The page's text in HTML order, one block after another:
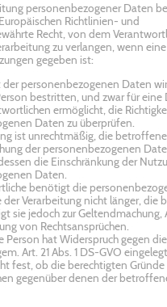
personenbezogener Daten
Richtlinien- und
Recht, von dem
zu verlangen, wenn
gegeben ist:
der personenbezogenen Daten
bestritten, und zwar für eine
ermöglicht, die
Daten zu überprüfen.
ist unrechtmäßig, die
der personenbezogenen
die Einschränkung der
Daten.
benötigt die
der Verarbeitung nicht länger, die
sie jedoch zur Geltendmachung,
von Rechtsansprüchen.
Person hat Widerspruch gegen die
Art. 21 Abs. 1 DS-GVO
fest, ob die berechtigten Gründe
gegenüber denen der